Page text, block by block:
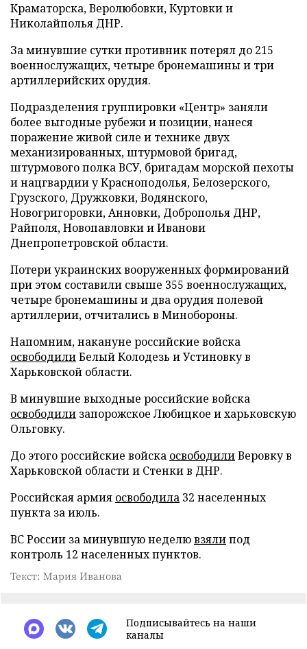
Краматорска, Веролюбовки, Куртовки и
Николайполья ДНР.
За минувшие сутки противник потерял до 215
военнослужащих, четыре бронемашины и три
артиллерийских орудия.
Подразделения группировки «Центр» заняли
более выгодные рубежи и позиции, нанеся
поражение живой силе и технике двух
механизированных, штурмовой бригад,
штурмового полка ВСУ, бригадам морской пехоты
и нацгвардии у Красноподолья, Белозерского,
Грузского, Дружковки, Водянского,
Новогригоровки, Анновки, Доброполья ДНР,
Райполя, Новопавловки и Иванови
Днепропетровской области.
Потери украинских вооруженных формирований
при этом составили свыше 355 военнослужащих,
четыре бронемашины и два орудия полевой
артиллерии, отчитались в Минобороны.
Напомним, накануне российские войска
освободилиБелый Колодезь и Устиновку в
Харьковской области.
В минувшие выходные российские войска
освободили запорожское Любицкое и харьковскую
Ольговку.
До этого российские войска освободилиВеровку в
Харьковской области и Стенки в ДНР.
Российская армия освободила 32 населенных
пункта за июль.
ВС России за минувшую неделювзялипод
контроль 12 населенных пунктов.
Текст: Мария Иванова
Подписывайтесь на наши
каналы